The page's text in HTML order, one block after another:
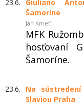
23.6.
Giuliano
Šamoríne
Ján Kmeť
MFK
hosťovaní
Šamoríne.
23.6.
Na
Slaviou Praha